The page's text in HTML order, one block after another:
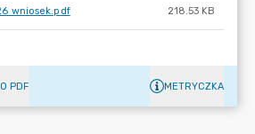
wniosek.pdf 218.53 KB
PDF METRYCZKA